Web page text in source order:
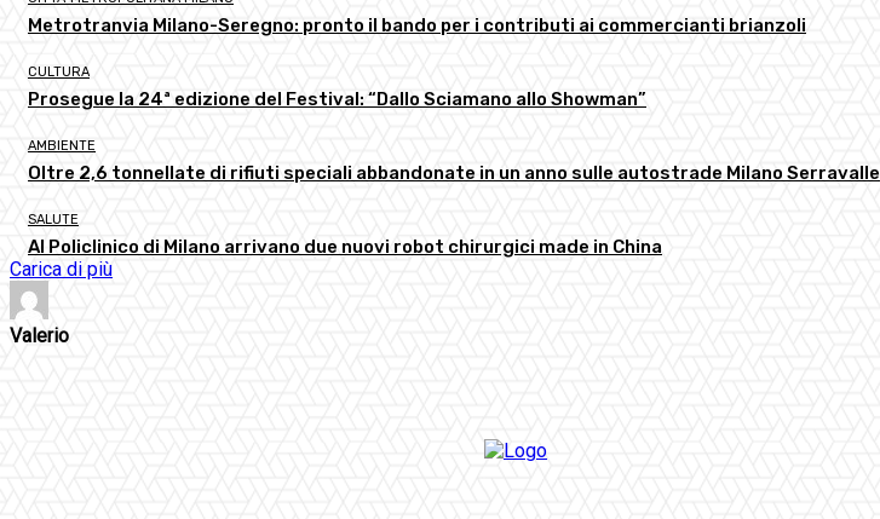
Metrotranvia Milano-Seregno: pronto il bando per i contributi ai commercianti brianzoli
CULTURA
Prosegue la 24ª edizione del Festival: “Dallo Sciamano allo Showman”
AMBIENTE
Oltre 2,6 tonnellate di rifiuti speciali abbandonate in un anno sulle autostrade Milano Serravalle
SALUTE
Al Policlinico di Milano arrivano due nuovi robot chirurgici made in China
Carica di più
Valerio